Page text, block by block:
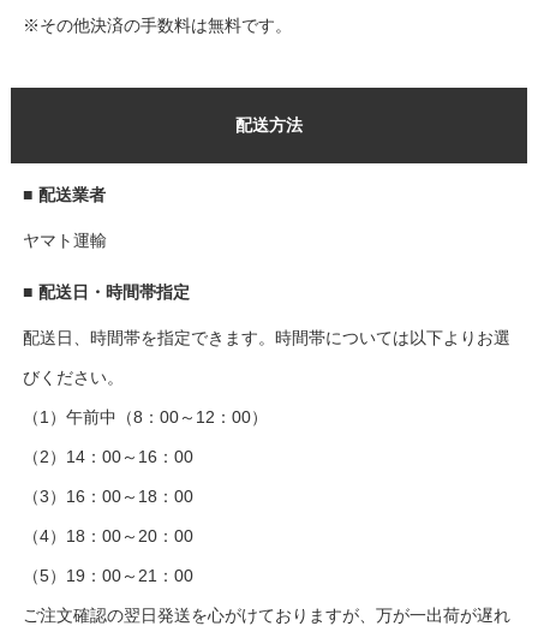
※その他決済の手数料は無料です。
配送方法
■ 配送業者
ヤマト運輸
■ 配送日・時間帯指定
配送日、時間帯を指定できます。時間帯については以下よりお選
びください。
（1）午前中（8：00～12：00）
（2）14：00～16：00
（3）16：00～18：00
（4）18：00～20：00
（5）19：00～21：00
ご注文確認の翌日発送を心がけておりますが、万が一出荷が遅れ